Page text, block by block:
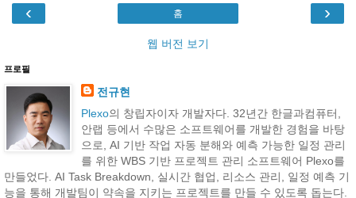
‹ ›
홈
웹 버전 보기
프로필
전규현
Plexo의 창립자이자 개발자다. 32년간 한글과컴퓨터,
안랩 등에서 수많은 소프트웨어를 개발한 경험을 바탕
으로, AI 기반 작업 자동 분해와 예측 가능한 일정 관리
를 위한 WBS 기반 프로젝트 관리 소프트웨어 Plexo를
만들었다. AI Task Breakdown, 실시간 협업, 리소스 관리, 일정 예측 기
능을 통해 개발팀이 약속을 지키는 프로젝트를 만들 수 있도록 돕는다.